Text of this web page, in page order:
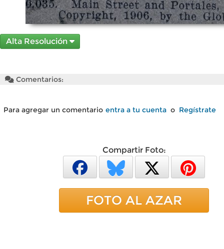
Alta Resolución
Comentarios:
Para agregar un comentario entra a tu cuenta o Regístrate
Compartir Foto:
FOTO AL AZAR